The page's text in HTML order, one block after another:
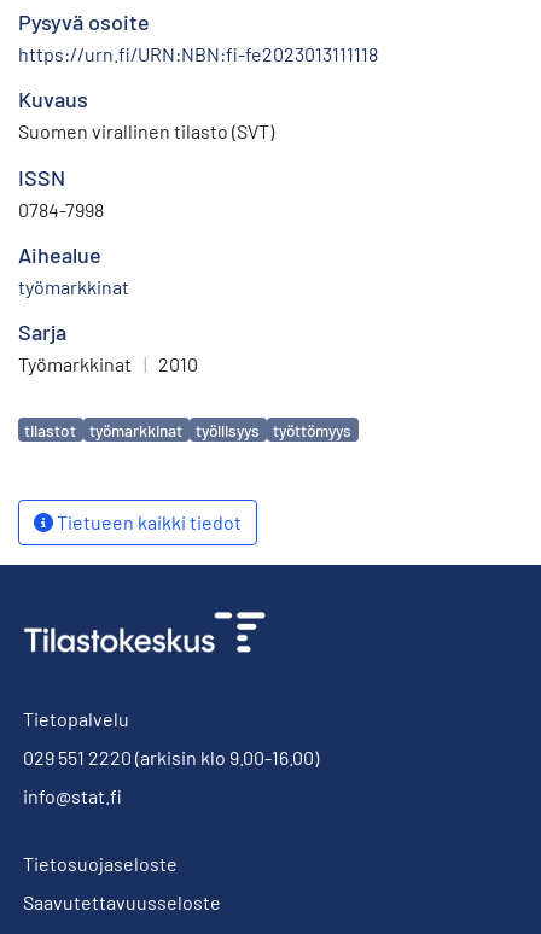
Pysyvä osoite
https://urn.fi/URN:NBN:fi-fe2023013111118
Kuvaus
Suomen virallinen tilasto (SVT)
ISSN
0784-7998
Aihealue
työmarkkinat
Sarja
Työmarkkinat | 2010
Avainsanat
tilastot työmarkkinat työllisyys työttömyys
Tietueen kaikki tiedot
Tietopalvelu
029 551 2220 (arkisin klo 9.00-16.00)
info@stat.fi
Tietosuojaseloste
Saavutettavuusseloste